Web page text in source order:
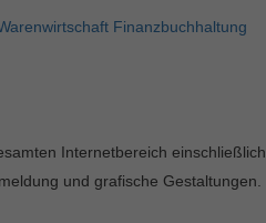
Internetbereich einschließlich
und grafische Gestaltungen.